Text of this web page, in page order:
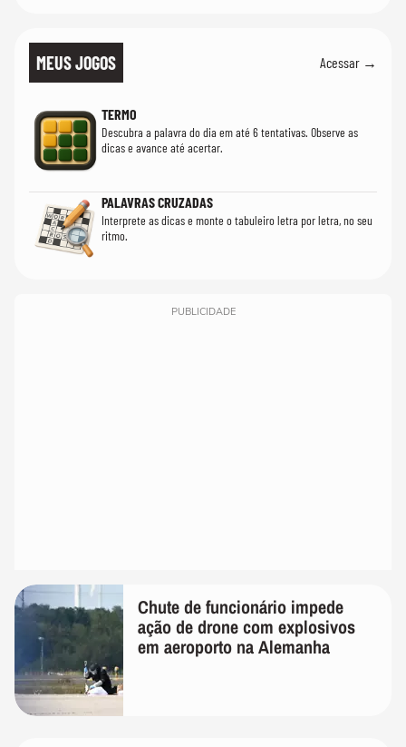
MEUS JOGOS Acessar →
TERMO
Descubra a palavra do dia em até 6 tentativas. Observe as
dicas e avance até acertar.
PALAVRAS CRUZADAS
Interprete as dicas e monte o tabuleiro letra por letra, no seu
ritmo.
PUBLICIDADE
Chute de funcionário impede
ação de drone com explosivos
em aeroporto na Alemanha